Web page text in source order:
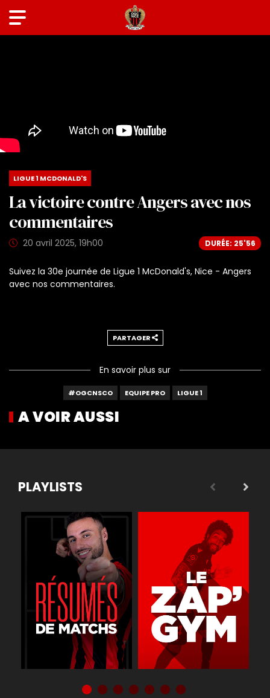
LIGUE 1 MCDONALD'S
La victoire contre Angers avec nos
commentaires
20 avril 2025, 19h00 DURÉE: 25'56
Suivez la 30e journée de Ligue 1 McDonald's, Nice - Angers
avec nos commentaires.
PARTAGER
En savoir plus sur
#OGCNSCO EQUIPE PRO LIGUE 1
A VOIR AUSSI
PLAYLISTS
Buts Réactions